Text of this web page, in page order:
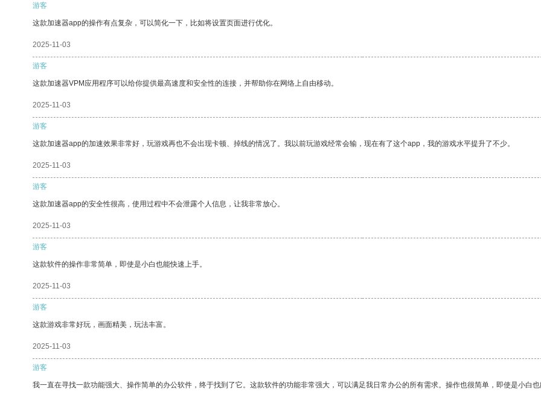
游客
这款加速器app的操作有点复杂，可以简化一下，比如将设置页面进行优化。
2025-11-03
游客
这款加速器VPM应用程序可以给你提供最高速度和安全性的连接，并帮助你在网络上自由移动。
2025-11-03
游客
这款加速器app的加速效果非常好，玩游戏再也不会出现卡顿、掉线的情况了。我以前玩游戏经常会输，现在有了这个app，我的游戏水平提升了不少。
2025-11-03
游客
这款加速器app的安全性很高，使用过程中不会泄露个人信息，让我非常放心。
2025-11-03
游客
这款软件的操作非常简单，即使是小白也能快速上手。
2025-11-03
游客
这款游戏非常好玩，画面精美，玩法丰富。
2025-11-03
游客
我一直在寻找一款功能强大、操作简单的办公软件，终于找到了它。这款软件的功能非常强大，可以满足我日常办公的所有需求。操作也很简单，即使是小白也